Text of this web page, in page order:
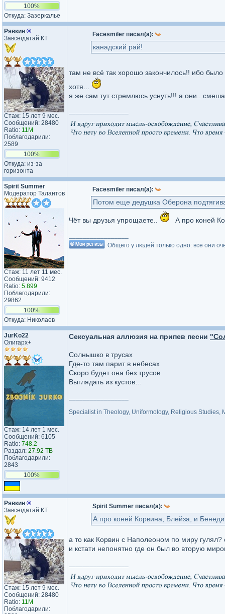
100%
Откуда: Зазеркалье
Рявкин ®
Завсегдатай КТ
Стаж: 15 лет 9 мес.
Сообщений: 28480
Ratio: 11M
Поблагодарили:
2589
100%
Откуда: из-за
горизонта
Facesmiler писал(а):
канадский рай!
там не всё так хорошо закончилось!! ибо
хотя...
я же сам тут стремлюсь уснуть!!! а они..
Spirit Summer
Модератор Талантов
Стаж: 11 лет 11 мес.
Сообщений: 9412
Ratio: 5.899
Поблагодарили:
29862
100%
Откуда: Николаев
Facesmiler писал(а):
Потом еще дедушка Оберона
Чёт вы друзья упрощаете.. А про коней
Общего у людей только одно: все они
JurKo22
Олигарх+
Стаж: 14 лет 1 мес.
Сообщений: 6105
Ratio: 748.2
Раздал: 27.92 TB
Поблагодарили:
2843
100%
Сексуальная аллюзия на припев песни
Солнышко в трусах
Где-то там парит в небесах
Скоро будет она без трусов
Выглядать из кустов…
Specialist in Theology, Uniformology, Religious
Рявкин ®
Завсегдатай КТ
Стаж: 15 лет 9 мес.
Сообщений: 28480
Ratio: 11M
Поблагодарили:
Spirit Summer писал(а):
А про коней Корвина, Блейза, и
а то как Корвин с Наполеоном по миру
и кстати непонятно где он был во вторую